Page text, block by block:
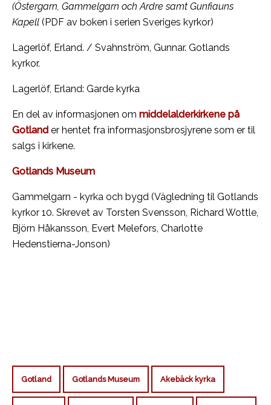
(Östergarn, Gammelgarn och Ardre samt Gunfiauns
Kapell (PDF av boken i serien Sveriges kyrkor)
Lagerlöf, Erland. / Svahnström, Gunnar. Gotlands
kyrkor.
Lagerlöf, Erland: Garde kyrka
En del av informasjonen om middelalderkirkene på
Gotland er hentet fra informasjonsbrosjyrene som er til
salgs i kirkene.
Gotlands Museum
Gammelgarn - kyrka och bygd (Vägledning til Gotlands
kyrkor 10. Skrevet av Torsten Svensson, Richard Wottle,
Björn Håkansson, Evert Melefors, Charlotte
Hedenstierna-Jonson)
Gotland Gotlands Museum Akebäck kyrka